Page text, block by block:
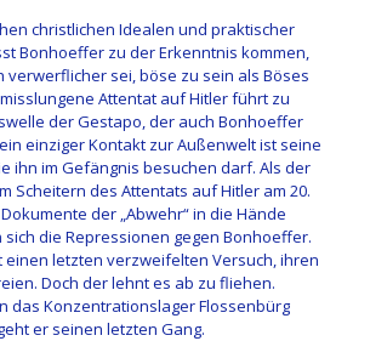
christlichen Idealen und praktischer
Bonhoeffer zu der Erkenntnis kommen,
verwerflicher sei, böse zu sein als Böses
Attentat auf Hitler führt zu
der Gestapo, der auch Bonhoeffer
einziger Kontakt zur Außenwelt ist seine
ihn im Gefängnis besuchen darf. Als der
Scheitern des Attentats auf Hitler am 20.
der „Abwehr“ in die Hände
die Repressionen gegen Bonhoeffer.
einen letzten verzweifelten Versuch, ihren
Doch der lehnt es ab zu fliehen.
das Konzentrationslager Flossenbürg
er seinen letzten Gang.